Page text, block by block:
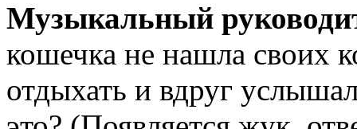
Музыкальный
кошечка не нашла своих
отдыхать и вдруг